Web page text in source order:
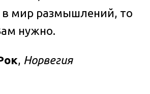
в мир размышлений, то
нужно.
, Норвегия